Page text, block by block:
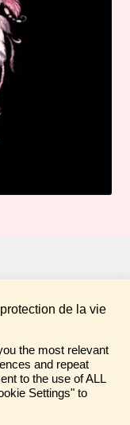
laisser un
la communauté ♡
.
de la vie
the most relevant
and repeat
to the use of ALL
Settings" to